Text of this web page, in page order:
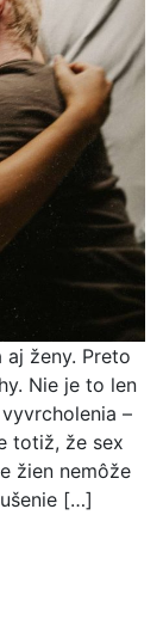
ženy. Preto
Nie je to len
–
totiž, že sex
žien nemôže
[…]